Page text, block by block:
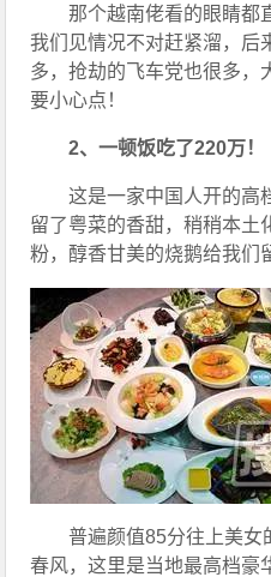
那个越南佬看的眼睛都
我们见情况不对赶紧溜，后
多，抢劫的飞车党也很多，
要小心点！
2、一顿饭吃了220万！
这是一家中国人开的高
留了粤菜的香甜，稍稍本土
粉，醇香甘美的烧鹅给我们
普遍颜值85分往上美女
春风，这里是当地最高档豪